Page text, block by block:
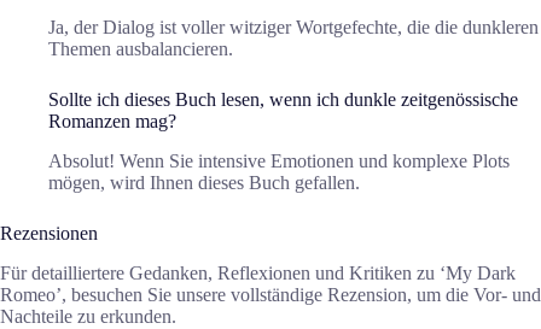
Ja, der Dialog ist voller witziger Wortgefechte, die die dunkleren
Themen ausbalancieren.
Sollte ich dieses Buch lesen, wenn ich dunkle zeitgenössische
Romanzen mag?
Absolut! Wenn Sie intensive Emotionen und komplexe Plots
mögen, wird Ihnen dieses Buch gefallen.
Rezensionen
Für detailliertere Gedanken, Reflexionen und Kritiken zu ‘My Dark
Romeo’, besuchen Sie unsere vollständige Rezension, um die Vor- und
Nachteile zu erkunden.